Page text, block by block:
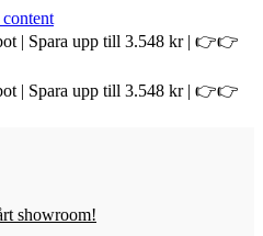
| Spara upp till 3.548 kr | 👉👉
| Spara upp till 3.548 kr | 👉👉
showroom!